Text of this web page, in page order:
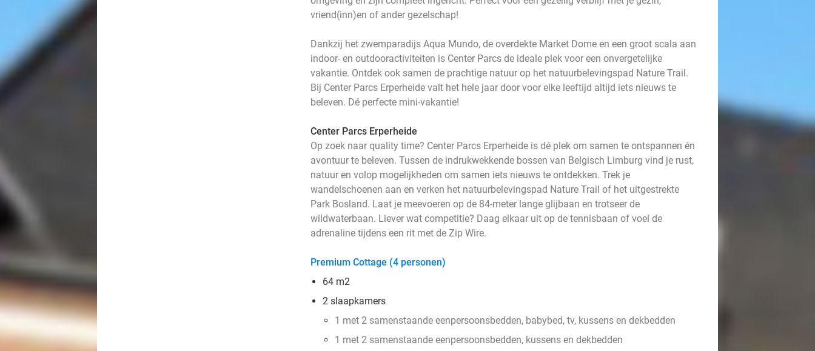
vriend(inn)en of ander gezelschap!
Dankzij het zwemparadijs Aqua Mundo, de overdekte Market Dome en een groot scala aan
indoor- en outdooractiviteiten is Center Parcs de ideale plek voor een onvergetelijke
vakantie. Ontdek ook samen de prachtige natuur op het natuurbelevingspad Nature Trail.
Bij Center Parcs Erperheide valt het hele jaar door voor elke leeftijd altijd iets nieuws te
beleven. Dé perfecte mini-vakantie!
Center Parcs Erperheide
Op zoek naar quality time? Center Parcs Erperheide is dé plek om samen te ontspannen én
avontuur te beleven. Tussen de indrukwekkende bossen van Belgisch Limburg vind je rust,
natuur en volop mogelijkheden om samen iets nieuws te ontdekken. Trek je
wandelschoenen aan en verken het natuurbelevingspad Nature Trail of het uitgestrekte
Park Bosland. Laat je meevoeren op de 84-meter lange glijbaan en trotseer de
wildwaterbaan. Liever wat competitie? Daag elkaar uit op de tennisbaan of voel de
adrenaline tijdens een rit met de Zip Wire.
Premium Cottage (4 personen)
64 m2
2 slaapkamers
1 met 2 samenstaande eenpersoonsbedden, babybed, tv, kussens en dekbedden
1 met 2 samenstaande eenpersoonsbedden, kussens en dekbedden